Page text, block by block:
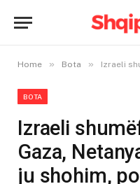
Home » Bota » Izraeli
BOTA
Izraeli
Gaza,
ju shohim,